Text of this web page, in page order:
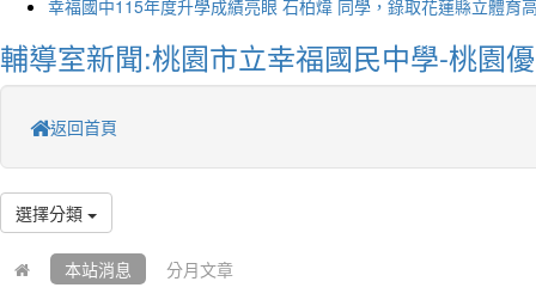
幸福國中115年度升學成績亮眼 石柏煒 同學，錄取花蓮縣立體育
輔導室新聞:桃園市立幸福國民中學-桃園
返回首頁
選擇分類
本站消息 分月文章